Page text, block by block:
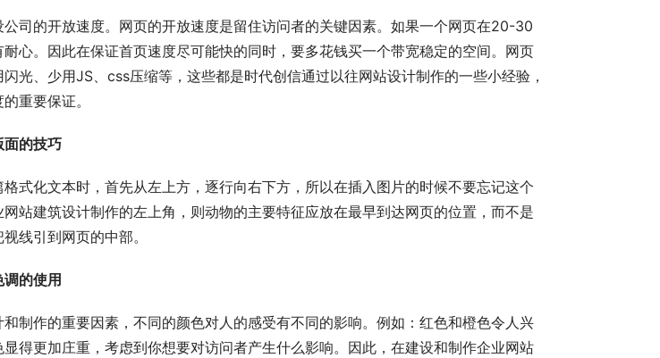
司的开放速度。网页的开放速度是留住访问者的关键因素。如果一个网页在20-30
心。因此在保证首页速度尽可能快的同时，要多花钱买一个带宽稳定的空间。网页
光、少用JS、css压缩等，这些都是时代创信通过以往网站设计制作的一些小经验，
重要保证。
面的技巧
式化文本时，首先从左上方，逐行向右下方，所以在插入图片的时候不要忘记这个
站建筑设计制作的左上角，则动物的主要特征应放在最早到达网页的位置，而不是
线引到网页的中部。
的使用
制作的重要因素，不同的颜色对人的感受有不同的影响。例如：红色和橙色令人兴
得更加庄重，考虑到你想要对访问者产生什么影响。因此，在建设和制作企业网站